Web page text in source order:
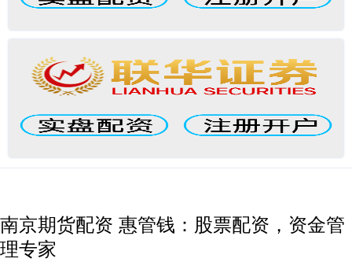
南京期货配资 惠管钱：股票配资，资金管
理专家